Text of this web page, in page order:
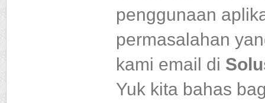
penggunaan
permasalahan
kami email di
Yuk kita bahas